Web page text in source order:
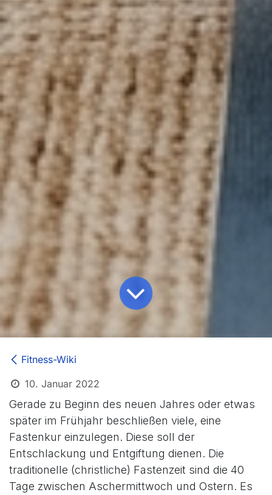
Fitness-Wiki
10. Januar 2022
Gerade zu Beginn des neuen Jahres oder etwas
später im Frühjahr beschließen viele, eine
Fastenkur einzulegen. Diese soll der
Entschlackung und Entgiftung dienen. Die
traditionelle (christliche) Fastenzeit sind die 40
Tage zwischen Aschermittwoch und Ostern. Es